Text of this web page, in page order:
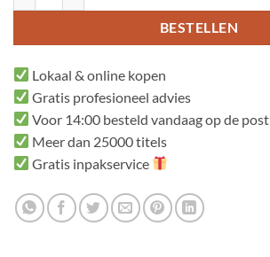
BESTELLEN
Lokaal & online kopen
Gratis profesioneel advies
Voor 14:00 besteld vandaag op de post
Meer dan 25000 titels
Gratis inpakservice